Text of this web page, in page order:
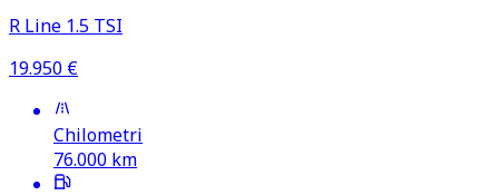
R Line 1.5 TSI
19.950 €
Chilometri
76.000 km